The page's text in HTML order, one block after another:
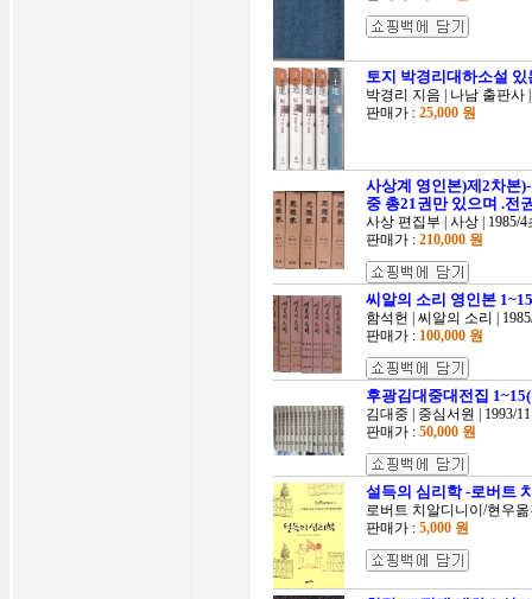
토지 박경리대하소설 있
박경리 지음 | 나남 출판사 |
판매가 : 25,000 원
사상계 영인본)제2차본
중 총21권만 있으며 .전
사상 편집부 | 사상 | 1985/4
판매가 : 210,000 원
씨알의 소리 영인본
함석헌 | 씨알의 소리 |
판매가 : 100,000 원
후광김대중대전집
김대중 | 중심서원 | 1993/
판매가 : 50,000 원
설득의 심리학 -로버트
로버트 치알디니이/현우옮
판매가 : 5,000 원